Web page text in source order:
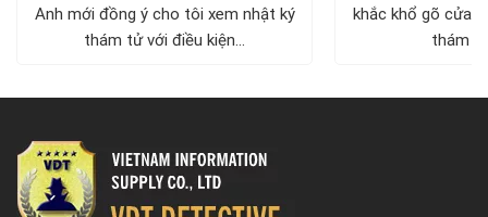
Anh mới đồng ý cho tôi xem nhật ký
thám tử với điều kiện...
khắc khổ gõ cửa
thám